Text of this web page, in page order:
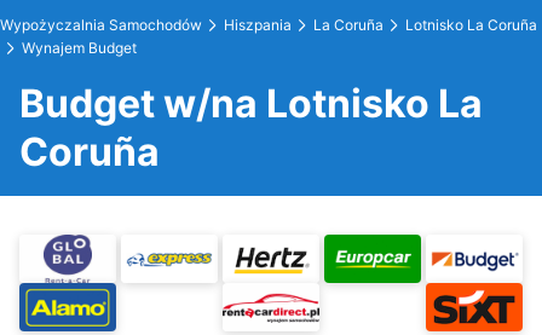
Wypożyczalnia Samochodów Hiszpania La Coruña
Lotnisko La Coruña
Wynajem Budget
Budget w/na Lotnisko La
Coruña